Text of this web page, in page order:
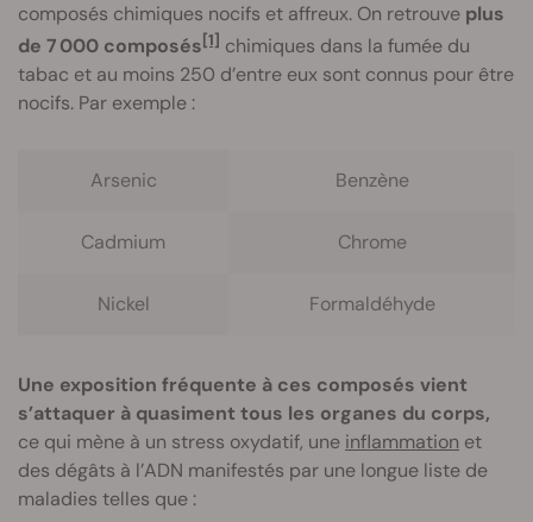
composés chimiques nocifs et affreux. On retrouve plus
de 7 000 composés[1] chimiques dans la fumée du
tabac et au moins 250 d’entre eux sont connus pour être
nocifs. Par exemple :
Arsenic Benzène
Cadmium Chrome
Nickel Formaldéhyde
Une exposition fréquente à ces composés vient
s’attaquer à quasiment tous les organes du corps,
ce qui mène à un stress oxydatif, une inflammation et
des dégâts à l’ADN manifestés par une longue liste de
maladies telles que :